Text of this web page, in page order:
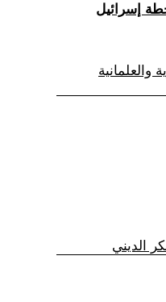
إسرائيل
والعلمانية
الديني